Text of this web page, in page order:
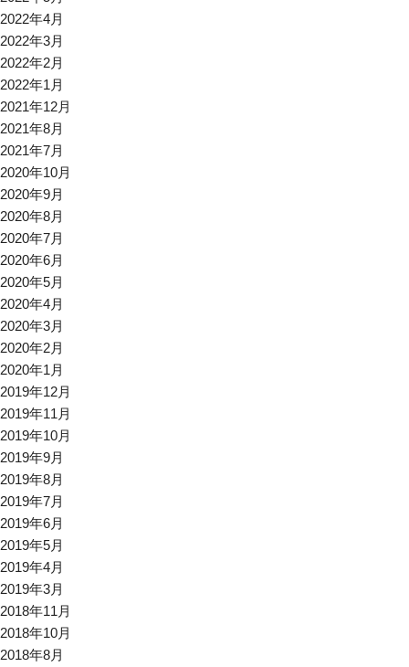
2022年4月
2022年3月
2022年2月
2022年1月
2021年12月
2021年8月
2021年7月
2020年10月
2020年9月
2020年8月
2020年7月
2020年6月
2020年5月
2020年4月
2020年3月
2020年2月
2020年1月
2019年12月
2019年11月
2019年10月
2019年9月
2019年8月
2019年7月
2019年6月
2019年5月
2019年4月
2019年3月
2018年11月
2018年10月
2018年8月